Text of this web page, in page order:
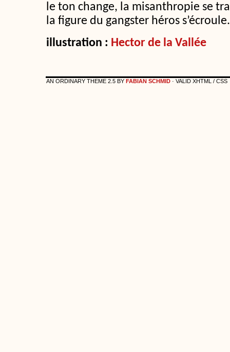
le ton change, la misanthropie se
la figure du gangster héros s’écroule.
illustration : Hector de la Vallée
AN ORDINARY THEME 2.5 BY FABIAN SCHMID · VALID XHTML / CSS